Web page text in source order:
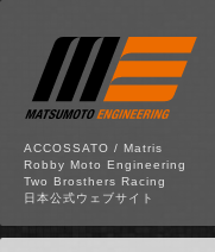
ACCOSSATO / Matris
Robby Moto Engineering
Two Brosthers Racing
日本公式ウェブサイト